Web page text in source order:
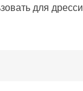
для